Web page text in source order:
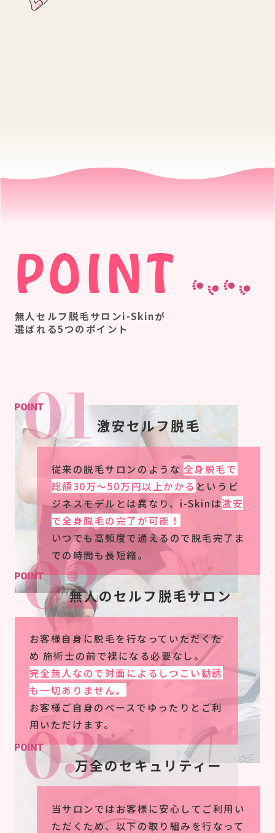
POINT
無人セルフ脱毛サロンi-Skinが
選ばれる5つのポイント
激安セルフ脱毛
従来の脱毛サロンのような 全身脱毛で
総額30万〜50万円以上かかる というビ
ジネスモデルとは異なり、i-Skinは激安
で全身脱毛の完了が可能！
いつでも高頻度で通えるので脱毛完了ま
での時間も長短縮。
無人のセルフ脱毛サロン
お客様自身に脱毛を行なっていただくた
め 施術士の前で裸になる必要なし。
完全無人なので対面によるしつこい勧誘
も一切ありません。
お客様ご自身のペースでゆったりとご利
用いただけます。
万全のセキュリティー
当サロンではお客様に安心してご利用い
ただくため、以下の取り組みを行なって